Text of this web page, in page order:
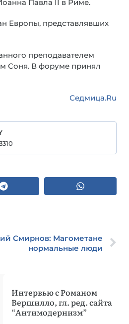
Павла II в Риме.
Европы, представлявших
преподавателем
Соня. В форуме принял
Седмица.Ru
Смирнов: Магометане
нормальные люди
Интервью с Романом
Вершилло, гл. ред. сайта
“Антимодернизм”